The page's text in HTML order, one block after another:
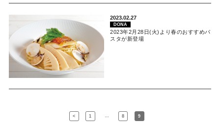
2023.02.27
DONA
2023年2月28日(火)より春のおすすめパ
スタが新登場
< 1 … 8 9